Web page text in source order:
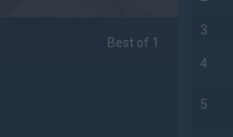
Best of 1
3
4
5